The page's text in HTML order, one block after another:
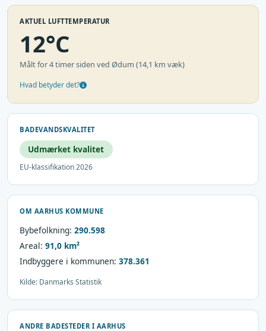
AKTUEL LUFTTEMPERATUR
12°C
Målt for 4 timer siden ved Ødum (14,1 km væk)
Hvad betyder det?
BADEVANDSKVALITET
Udmærket kvalitet
EU-klassifikation 2026
OM AARHUS KOMMUNE
Bybefolkning: 290.598
Areal: 91,0 km²
Indbyggere i kommunen: 378.361
Kilde: Danmarks Statistik
ANDRE BADESTEDER I AARHUS